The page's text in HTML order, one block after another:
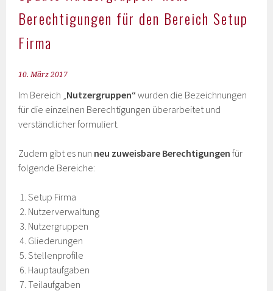
Berechtigungen für den Bereich Setup
Firma
10. März 2017
Im Bereich „ Nutzergruppen“ wurden die Bezeichnungen
für die einzelnen Berechtigungen überarbeitet und
verständlicher formuliert.
Zudem gibt es nun neu zuweisbare Berechtigungen für
folgende Bereiche:
Setup Firma
Nutzerverwaltung
Nutzergruppen
Gliederungen
Stellenprofile
Hauptaufgaben
Teilaufgaben